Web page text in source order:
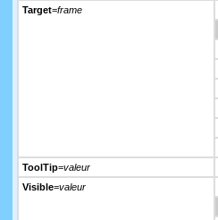
Target=frame
ToolTip=valeur
Visible=valeur